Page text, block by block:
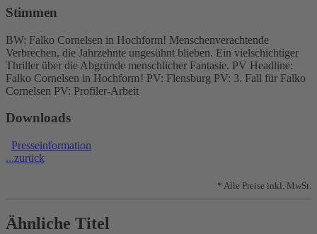
Stimmen
BW: Falko Cornelsen in Hochform! Menschenverachtende
Verbrechen, die Jahrzehnte ungesühnt blieben. Ein vielschichtiger
Thriller über die Abgründe menschlicher Fantasie. PV Headline:
Falko Cornelsen in Hochform ! PV: Flensburg PV: 3. Fall für Falko
Cornelsen PV: Profiler-Arbeit
Downloads
Presseinformation
...zurück
* Alle Preise inkl. MwSt.
Ähnliche Titel